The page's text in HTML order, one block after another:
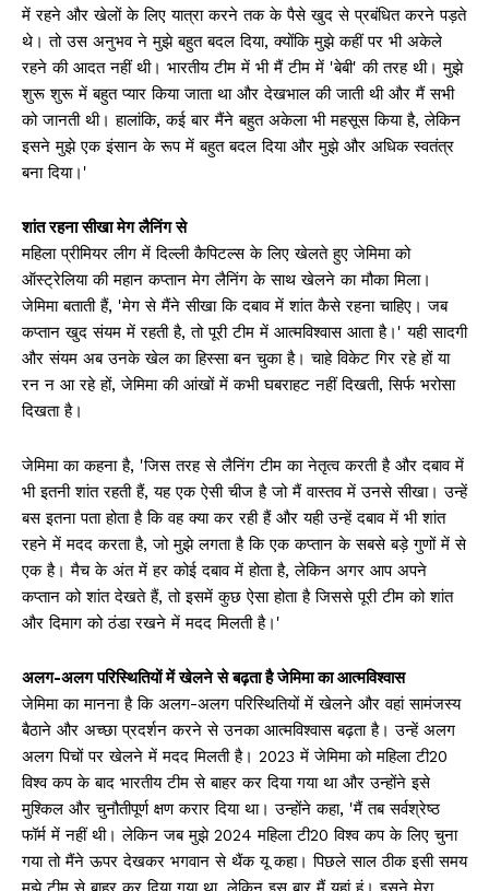
में रहने और खेलों के लिए यात्रा करने तक के पैसे खुद से प्रबंधित करने पड़ते
थे। तो उस अनुभव ने मुझे बहुत बदल दिया, क्योंकि मुझे कहीं पर भी अकेले
रहने की आदत नहीं थी। भारतीय टीम में भी मैं टीम में 'बेबी' की तरह थी। मुझे
शुरू शुरू में बहुत प्यार किया जाता था और देखभाल की जाती थी और मैं सभी
को जानती थी। हालांकि, कई बार मैंने बहुत अकेला भी महसूस किया है, लेकिन
इसने मुझे एक इंसान के रूप में बहुत बदल दिया और मुझे और अधिक स्वतंत्र
बना दिया।'
शांत रहना सीखा मेग लैनिंग से
महिला प्रीमियर लीग में दिल्ली कैपिटल्स के लिए खेलते हुए जेमिमा को
ऑस्ट्रेलिया की महान कप्तान मेग लैनिंग के साथ खेलने का मौका मिला।
जेमिमा बताती हैं, 'मेग से मैंने सीखा कि दबाव में शांत कैसे रहना चाहिए। जब
कप्तान खुद संयम में रहती है, तो पूरी टीम में आत्मविश्वास आता है।' यही सादगी
और संयम अब उनके खेल का हिस्सा बन चुका है। चाहे विकेट गिर रहे हों या
रन न आ रहे हों, जेमिमा की आंखों में कभी घबराहट नहीं दिखती, सिर्फ भरोसा
दिखता है।
जेमिमा का कहना है, 'जिस तरह से लैनिंग टीम का नेतृत्व करती है और दबाव में
भी इतनी शांत रहती हैं, यह एक ऐसी चीज है जो मैं वास्तव में उनसे सीखा। उन्हें
बस इतना पता होता है कि वह क्या कर रही हैं और यही उन्हें दबाव में भी शांत
रहने में मदद करता है, जो मुझे लगता है कि एक कप्तान के सबसे बड़े गुणों में से
एक है। मैच के अंत में हर कोई दबाव में होता है, लेकिन अगर आप अपने
कप्तान को शांत देखते हैं, तो इसमें कुछ ऐसा होता है जिससे पूरी टीम को शांत
और दिमाग को ठंडा रखने में मदद मिलती है।'
अलग-अलग परिस्थितियों में खेलने से बढ़ता है जेमिमा का आत्मविश्वास
जेमिमा का मानना है कि अलग-अलग परिस्थितियों में खेलने और वहां सामंजस्य
बैठाने और अच्छा प्रदर्शन करने से उनका आत्मविश्वास बढ़ता है। उन्हें अलग
अलग पिचों पर खेलने में मदद मिलती है। 2023 में जेमिमा को महिला टी20
विश्व कप के बाद भारतीय टीम से बाहर कर दिया गया था और उन्होंने इसे
मुश्किल और चुनौतीपूर्ण क्षण करार दिया था। उन्होंने कहा, 'मैं तब सर्वश्रेष्ठ
फॉर्म में नहीं थी। लेकिन जब मुझे 2024 महिला टी20 विश्व कप के लिए चुना
गया तो मैंने ऊपर देखकर भगवान से थैंक यू कहा। पिछले साल ठीक इसी समय